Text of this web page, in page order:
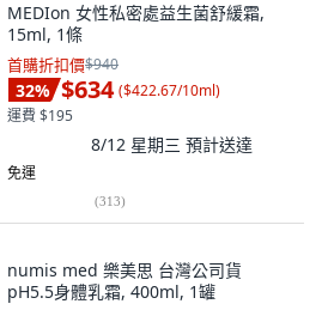
MEDIon 女性私密處益生菌舒緩霜,
15ml, 1條
首購折扣價$940
32% $634 ($422.67/10ml)
運費 $195
8/12 星期三 預計送達
免運
(313)
numis med 樂美思 台灣公司貨
pH5.5身體乳霜, 400ml, 1罐